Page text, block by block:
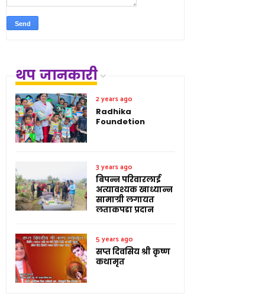
थप जानकारी
2 years ago
Radhika
Foundetion
3 years ago
बिपन्न परिवारलाई
अत्यावश्यक खाध्यान्न
सामाग्री लगायत
लताकपडा प्रदान
5 years ago
सप्त दिवसिय श्री कृष्ण
कथामृत